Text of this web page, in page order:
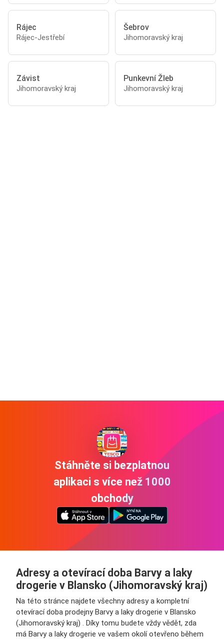
Rájec
Rájec-Jestřebí
Šebrov
Jihomoravský kraj
Závist
Jihomoravský kraj
Punkevní Žleb
Jihomoravský kraj
Stáhněte si bezplatnou
aplikaci s více než 1000
obchody
Adresy a otevírací doba Barvy a laky
drogerie v Blansko (Jihomoravský kraj)
Na této stránce najdete všechny adresy a kompletní
otevírací doba prodejny Barvy a laky drogerie v Blansko
(Jihomoravský kraj) . Díky tomu budete vždy vědět, zda
má Barvy a laky drogerie ve vašem okolí otevřeno během